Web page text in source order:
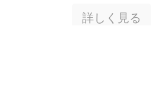
詳しく見る